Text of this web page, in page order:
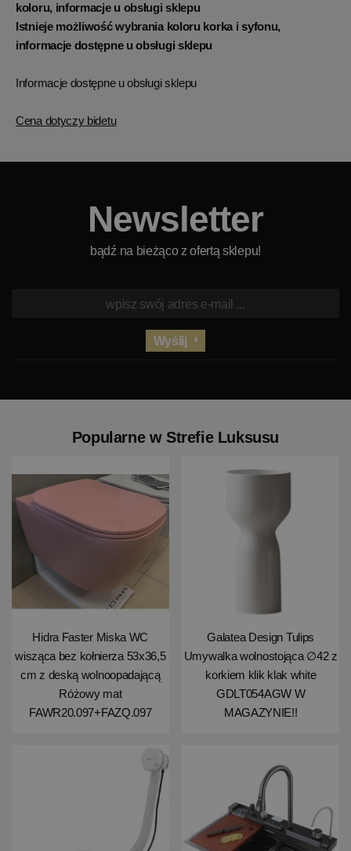
koloru, informacje u obsługi sklepu
Istnieje możliwość wybrania koloru korka i syfonu,
informacje dostępne u obsługi sklepu
Informacje dostępne u obsługi sklepu
Cena dotyczy bidetu
Newsletter
bądź na bieżąco z ofertą sklepu!
Wyślij
Popularne w Strefie Luksusu
Hidra Faster Miska WC
wisząca bez kołnierza 53x36,5
cm z deską wolnoopadającą
Różowy mat
FAWR20.097+FAZQ.097
Galatea Design Tulips
Umywalka wolnostojąca ∅42 z
korkiem klik klak white
GDLT054AGW W
MAGAZYNIE!!